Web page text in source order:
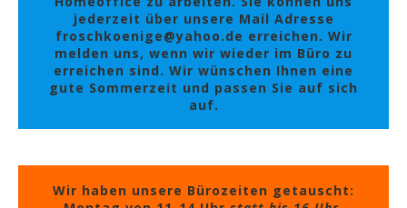
jederzeit über unsere Mail Adresse
froschkoenige@yahoo.de erreichen. Wir
melden uns, wenn wir wieder im Büro zu
erreichen sind. Wir wünschen Ihnen eine
gute Sommerzeit und passen Sie auf sich
auf.
Wir haben unsere Bürozeiten getauscht: